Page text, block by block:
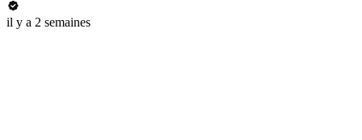
il y a 2 semaines